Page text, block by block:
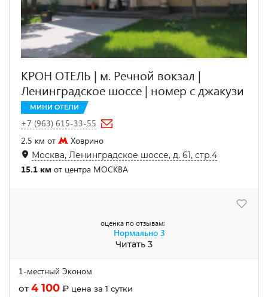
КРОН ОТЕЛЬ | м. Речной вокзал |
Ленинградское шоссе | номер с джакузи
МИНИ ОТЕЛИ
+7 (963) 615-33-55
2.5 км от
Ховрино
Москва, Ленинградское шоссе, д. 61, стр.4
15.1 км от центра МОСКВА
оценка по отзывам:
Нормально 3
Читать 3
1-местный Эконом
от4 100 ₽ цена за 1 сутки